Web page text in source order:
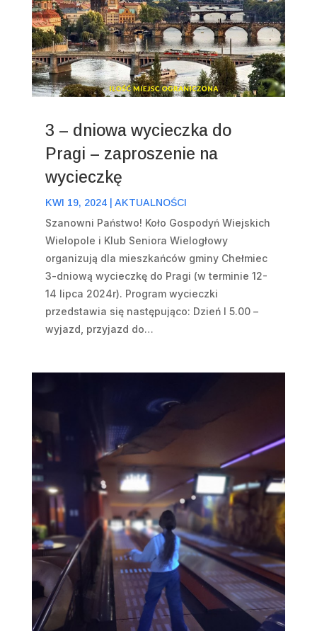
3 – dniowa wycieczka do
Pragi – zaproszenie na
wycieczkę
KWI 19, 2024| AKTUALNOŚCI
Szanowni Państwo! Koło Gospodyń Wiejskich
Wielopole i Klub Seniora Wielogłowy
organizują dla mieszkańców gminy Chełmiec
3-dniową wycieczkę do Pragi (w terminie 12-
14 lipca 2024r). Program wycieczki
przedstawia się następująco: Dzień I 5.00 –
wyjazd, przyjazd do…